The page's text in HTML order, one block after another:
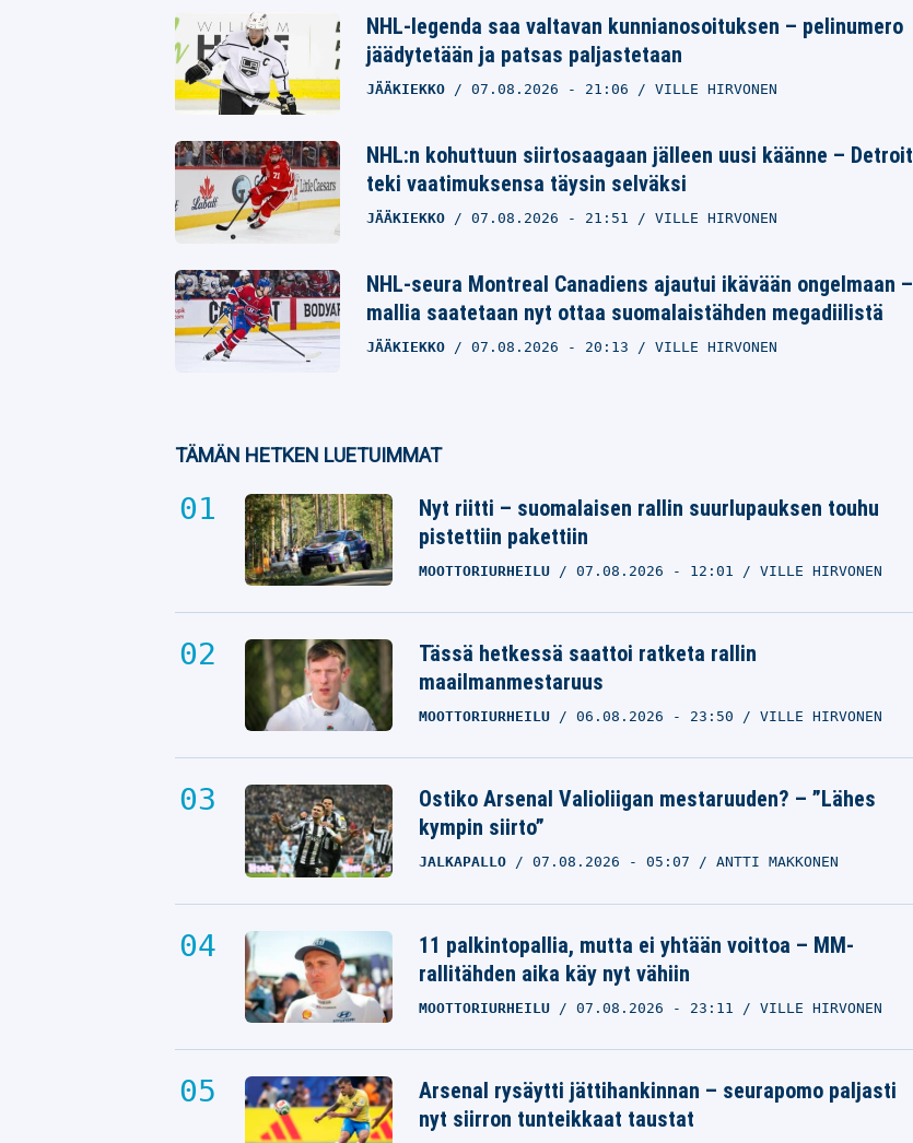
Twitter
Whatsapp
NHL-legenda saa valtavan kunnianosoituksen – pelinumero
jäädytetään ja patsas paljastetaan
JÄÄKIEKKO 07.08.2026 - 21:06 VILLE HIRVONEN
NHL:n kohuttuun siirtosaagaan jälleen uusi käänne – Detroit
teki vaatimuksensa täysin selväksi
JÄÄKIEKKO 07.08.2026 - 21:51 VILLE HIRVONEN
NHL-seura Montreal Canadiens ajautui ikävään ongelmaan –
mallia saatetaan nyt ottaa suomalaistähden megadiilistä
JÄÄKIEKKO 07.08.2026 - 20:13 VILLE HIRVONEN
TÄMÄN HETKEN LUETUIMMAT
Nyt riitti – suomalaisen rallin suurlupauksen touhu
pistettiin pakettiin
MOOTTORIURHEILU 07.08.2026 - 12:01 VILLE HIRVONEN
Tässä hetkessä saattoi ratketa rallin
maailmanmestaruus
MOOTTORIURHEILU 06.08.2026 - 23:50 VILLE HIRVONEN
Ostiko Arsenal Valioliigan mestaruuden? – ”Lähes
kympin siirto”
JALKAPALLO 07.08.2026 - 05:07 ANTTI MAKKONEN
11 palkintopallia, mutta ei yhtään voittoa – MM-
rallitähden aika käy nyt vähiin
MOOTTORIURHEILU 07.08.2026 - 23:11 VILLE HIRVONEN
Arsenal rysäytti jättihankinnan – seurapomo paljasti
nyt siirron tunteikkaat taustat